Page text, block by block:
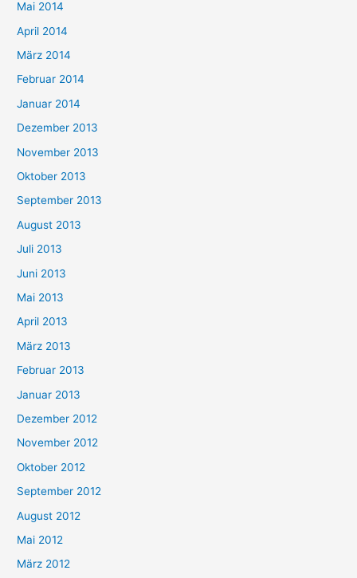
Mai 2014
April 2014
März 2014
Februar 2014
Januar 2014
Dezember 2013
November 2013
Oktober 2013
September 2013
August 2013
Juli 2013
Juni 2013
Mai 2013
April 2013
März 2013
Februar 2013
Januar 2013
Dezember 2012
November 2012
Oktober 2012
September 2012
August 2012
Mai 2012
März 2012